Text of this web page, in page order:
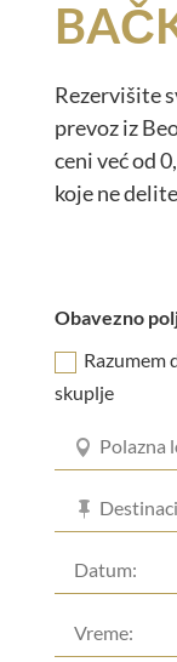
Rezervišite
prevoz iz
ceni već od
koje ne
Obavezno
Razumem
skuplje